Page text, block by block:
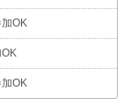
OK
OK